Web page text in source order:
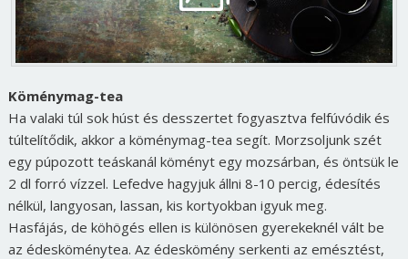
Köménymag-tea
Ha valaki túl sok húst és desszertet fogyasztva felfúvódik és
túltelítődik, akkor a köménymag-tea segít. Morzsoljunk szét
egy púpozott teáskanál köményt egy mozsárban, és öntsük le
2 dl forró vízzel. Lefedve hagyjuk állni 8-10 percig, édesítés
nélkül, langyosan, lassan, kis kortyokban igyuk meg.
Hasfájás, de köhögés ellen is különösen gyerekeknél vált be
az édesköménytea. Az édeskömény serkenti az emésztést,